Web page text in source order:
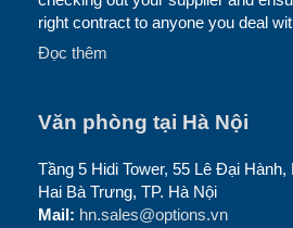
right contract to anyone you deal
Đọc thêm
Văn phòng tại Hà Nội
Tầng 5 Hidi Tower, 55 Lê Đại Hành,
Hai Bà Trưng, TP. Hà Nội
Mail: hn.sales@options.vn